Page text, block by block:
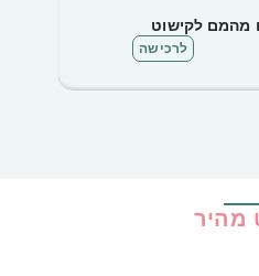
מהמם לקישוט
לרכישה
מהיר